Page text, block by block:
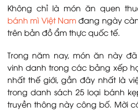
Không chỉ là món ăn quen
bánh mì Việt Nam đang ngày
trên bản đồ ẩm thực quốc tế.
Trong năm nay, món ăn này
vinh danh trong các bảng xếp
nhất thế giới, gần đây nhất là
trong danh sách 25 loại bánh
truyền thông này công bố. Mời